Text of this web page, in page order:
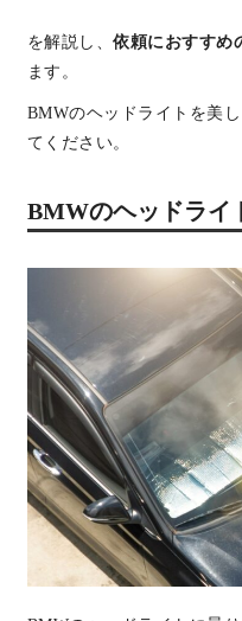
を解説し、 依頼におすすめ
ます。
BMWのヘッドライトを美
てください。
BMWのヘッドライ